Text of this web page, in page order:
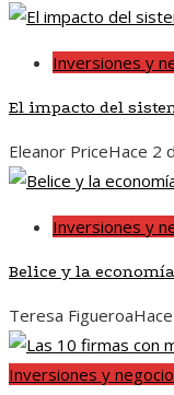
Inversiones y
El impacto del
Eleanor PriceHace 2
Inversiones y
Belice y la
Teresa Figueroa
Inversiones y